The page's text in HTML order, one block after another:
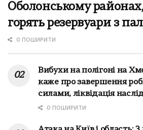
Оболонському районах,
горять резервуари з
0 ПОШИРИТИ
Вибухи на полігоні на
каже про завершення
силами, ліквідація
0 ПОШИРИТИ